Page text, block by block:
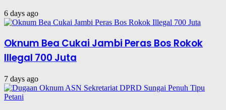
6 days ago
Oknum Bea Cukai Jambi Peras Bos Rokok
Illegal 700 Juta
7 days ago